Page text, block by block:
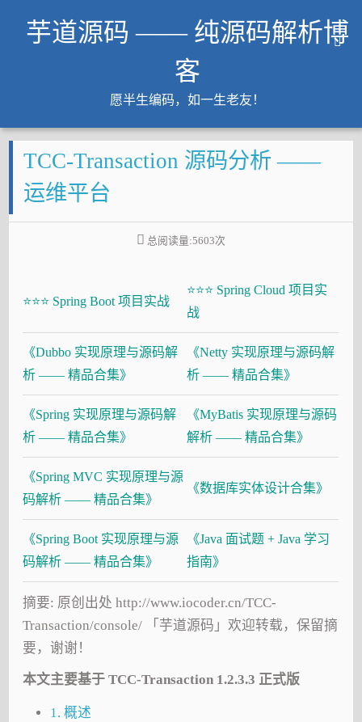
芋道源码 —— 纯源码解析博
客
愿半生编码，如一生老友！
文章
知识星球
Github
大厂面试必备
TCC-Transaction 源码分析 ——
运维平台
总阅读量:5603次
⭐⭐⭐ Spring Boot 项目实战
⭐⭐⭐ Spring Cloud 项目实
战
《Dubbo 实现原理与源码解
析 —— 精品合集》
《Netty 实现原理与源码解
析 —— 精品合集》
《Spring 实现原理与源码解
析 —— 精品合集》
《MyBatis 实现原理与源码
解析 —— 精品合集》
《Spring MVC 实现原理与源
码解析 —— 精品合集》
《数据库实体设计合集》
《Spring Boot 实现原理与源
码解析 —— 精品合集》
《Java 面试题 + Java 学习
指南》
摘要: 原创出处 http://www.iocoder.cn/TCC-
Transaction/console/ 「芋道源码」欢迎转载，保留摘
要，谢谢！
本文主要基于 TCC-Transaction 1.2.3.3 正式版
1. 概述